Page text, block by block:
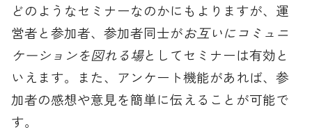
どのようなセミナーなのかにもよりますが、運
営者と参加者、参加者同士がお互いにコミュニ
ケーションを図れる場としてセミナーは有効と
いえます。また、アンケート機能があれば、参
加者の感想や意見を簡単に伝えることが可能で
す。